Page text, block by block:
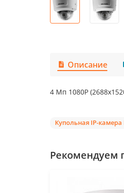
Описание
4 Mп 1080P
Купольная IP-камера
Рекомендуем